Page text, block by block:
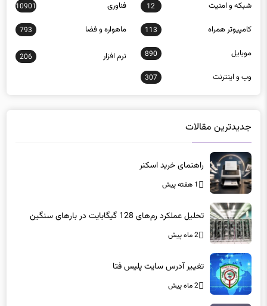
شبكه و امنيت 12 فناوری 10901
كامپيوتر همراه 113 ماهواره و فضا 793
موبايل 890 نرم افزار 206
وب و اينترنت 307
جدیدترین مقالات
راهنمای خرید اسکنر
1 هفته پیش
تحلیل عملکرد رم‌های 128 گیگابایت در بارهای سنگین
2 ماه پیش
تغییر آدرس سایت پلیس فتا
2 ماه پیش